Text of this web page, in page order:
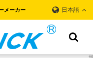
メーカー 日本語